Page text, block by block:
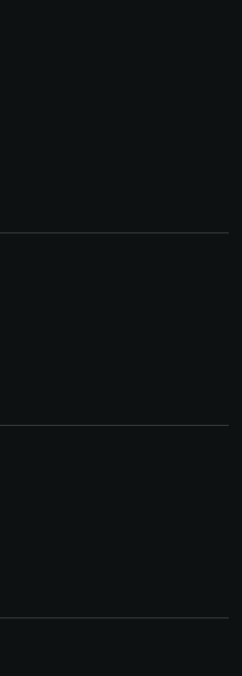
essere